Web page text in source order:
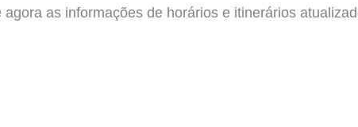
agora as informações de horários e itinerários